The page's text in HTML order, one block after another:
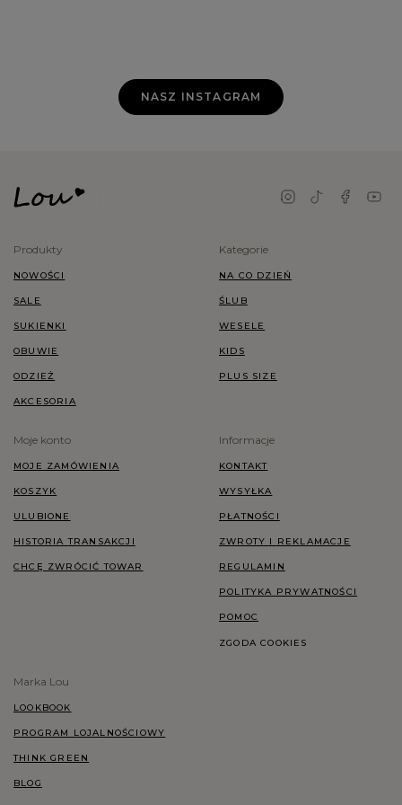
NASZ INSTAGRAM
Produkty
NOWOŚCI
SALE
SUKIENKI
OBUWIE
ODZIEŻ
AKCESORIA
Kategorie
NA CO DZIEŃ
ŚLUB
WESELE
KIDS
PLUS SIZE
Moje konto
MOJE ZAMÓWIENIA
KOSZYK
ULUBIONE
HISTORIA TRANSAKCJI
CHCĘ ZWRÓCIĆ TOWAR
Informacje
KONTAKT
WYSYŁKA
PŁATNOŚCI
ZWROTY I REKLAMACJE
REGULAMIN
POLITYKA PRYWATNOŚCI
POMOC
ZGODA COOKIES
Marka Lou
LOOKBOOK
PROGRAM LOJALNOŚCIOWY
THINK GREEN
BLOG